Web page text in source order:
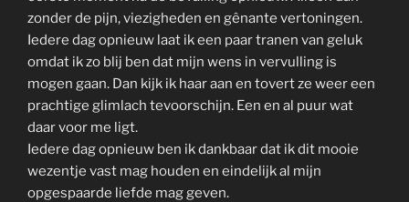
zonder de pijn, viezigheden en gênante vertoningen.
Iedere dag opnieuw laat ik een paar tranen van geluk
omdat ik zo blij ben dat mijn wens in vervulling is
mogen gaan. Dan kijk ik haar aan en tovert ze weer een
prachtige glimlach tevoorschijn. Een en al puur wat
daar voor me ligt.
Iedere dag opnieuw ben ik dankbaar dat ik dit mooie
wezentje vast mag houden en eindelijk al mijn
opgespaarde liefde mag geven.